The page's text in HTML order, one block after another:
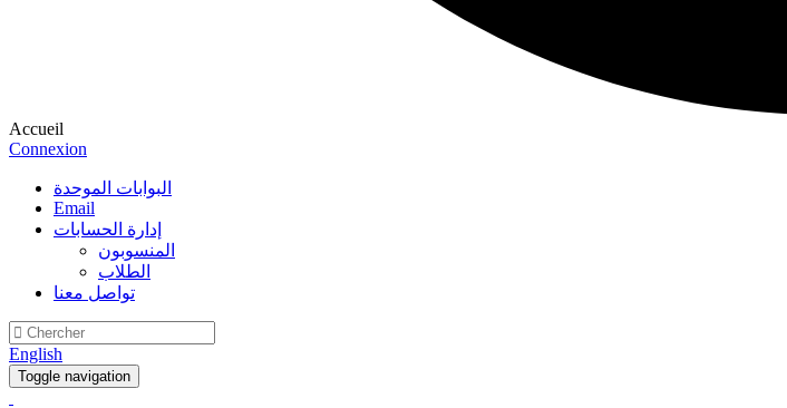
Accueil
Connexion
البوابات الموحدة
Email
إدارة الحسابات
المنسوبون
الطلاب
تواصل معنا
English
Toggle navigation